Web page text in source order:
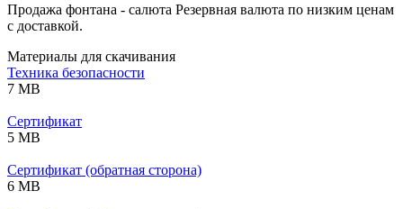
Продажа фонтана - салюта Резервная валюта по низким ценам
с доставкой.
Материалы для скачивания
Техника безопасности
7 MB
Сертификат
5 MB
Сертификат (обратная сторона)
6 MB